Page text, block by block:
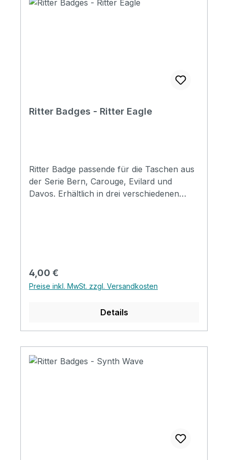
Ritter Badges - Ritter Eagle
Ritter Badge passende für die Taschen aus
der Serie Bern, Carouge, Evilard und
Davos. Erhältlich in drei verschiedenen
Regulärer Preis:
4,00 €
Preise inkl. MwSt. zzgl. Versandkosten
Details